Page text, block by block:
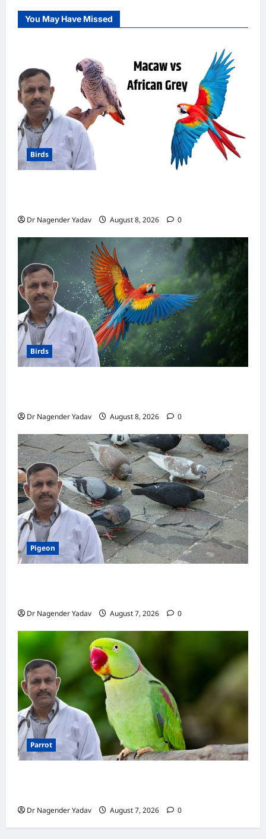
बार-
बार
सीना
यह
आदत
नहीं,
गंभीर
बीमारी
का
संकेत
भी
हो
सकती
है!
You May Have Missed
Birds
Dr Nagender Yadav August 8, 2026 0
Birds
Dr Nagender Yadav August 8, 2026 0
Pigeon
Dr Nagender Yadav August 7, 2026 0
Parrot
Dr Nagender Yadav August 7, 2026 0